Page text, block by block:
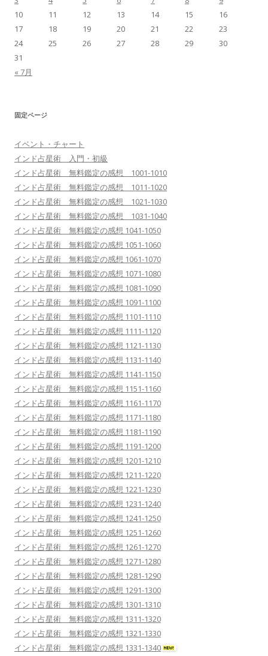
« 7月
10
11 12 13 14 15
16
17
18 19 20 21 22
23
24
25 26 27 28 29
30
31
固定ページ
イベント・チャート
インド占星術 入門・初級
インド占星術 無料鑑定の感想 1001-1010
インド占星術 無料鑑定の感想 1011-1020
インド占星術 無料鑑定の感想 1021-1030
インド占星術 無料鑑定の感想 1031-1040
インド占星術 無料鑑定の感想 1041-1050
インド占星術 無料鑑定の感想 1051-1060
インド占星術 無料鑑定の感想 1061-1070
インド占星術 無料鑑定の感想 1071-1080
インド占星術 無料鑑定の感想 1081-1090
インド占星術 無料鑑定の感想 1091-1100
インド占星術 無料鑑定の感想 1101-1110
インド占星術 無料鑑定の感想 1111-1120
インド占星術 無料鑑定の感想 1121-1130
インド占星術 無料鑑定の感想 1131-1140
インド占星術 無料鑑定の感想 1141-1150
インド占星術 無料鑑定の感想 1151-1160
インド占星術 無料鑑定の感想 1161-1170
インド占星術 無料鑑定の感想 1171-1180
インド占星術 無料鑑定の感想 1181-1190
インド占星術 無料鑑定の感想 1191-1200
インド占星術 無料鑑定の感想 1201-1210
インド占星術 無料鑑定の感想 1211-1220
インド占星術 無料鑑定の感想 1221-1230
インド占星術 無料鑑定の感想 1231-1240
インド占星術 無料鑑定の感想 1241-1250
インド占星術 無料鑑定の感想 1251-1260
インド占星術 無料鑑定の感想 1261-1270
インド占星術 無料鑑定の感想 1271-1280
インド占星術 無料鑑定の感想 1281-1290
インド占星術 無料鑑定の感想 1291-1300
インド占星術 無料鑑定の感想 1301-1310
インド占星術 無料鑑定の感想 1311-1320
インド占星術 無料鑑定の感想 1321-1330
インド占星術 無料鑑定の感想 1331-1340